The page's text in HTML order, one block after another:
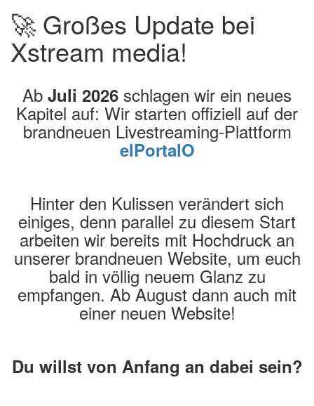
🚀 Großes Update bei
Xstream media!
Ab Juli 2026 schlagen wir ein neues
Kapitel auf: Wir starten offiziell auf der
brandneuen Livestreaming-Plattform
elPortalO
Hinter den Kulissen verändert sich
einiges, denn parallel zu diesem Start
arbeiten wir bereits mit Hochdruck an
unserer brandneuen Website, um euch
bald in völlig neuem Glanz zu
empfangen. Ab August dann auch mit
einer neuen Website!
Du willst von Anfang an dabei sein?